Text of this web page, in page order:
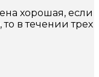
хорошая, если
в течении трех